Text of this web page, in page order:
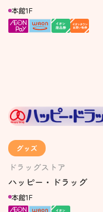
本館1F
グッズ
ドラッグストア
ハッピー・ドラッグ
本館1F